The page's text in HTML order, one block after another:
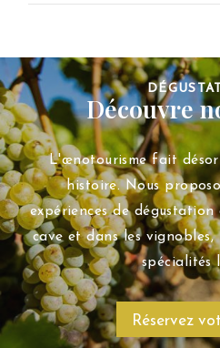
Découvre
L'œnotourisme fait
histoire. Nous
expériences de
cave et dans les
spécialités
Réservez